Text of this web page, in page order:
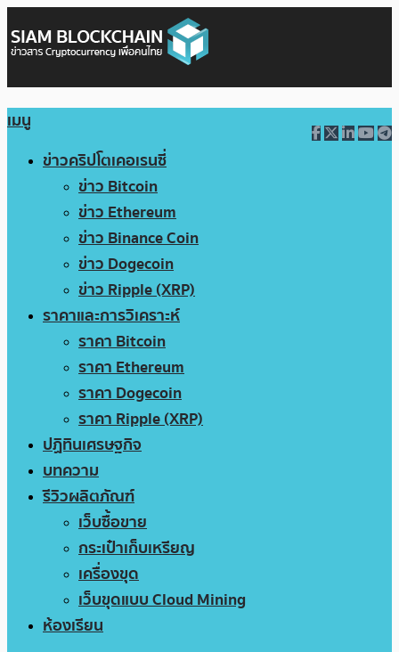
เมนู
ข่าวคริปโตเคอเรนซี่
ข่าว Bitcoin
ข่าว Ethereum
ข่าว Binance Coin
ข่าว Dogecoin
ข่าว Ripple (XRP)
ราคาและการวิเคราะห์
ราคา Bitcoin
ราคา Ethereum
ราคา Dogecoin
ราคา Ripple (XRP)
ปฏิทินเศรษฐกิจ
บทความ
รีวิวผลิตภัณฑ์
เว็บซื้อขาย
กระเป๋าเก็บเหรียญ
เครื่องขุด
เว็บขุดแบบ Cloud Mining
ห้องเรียน